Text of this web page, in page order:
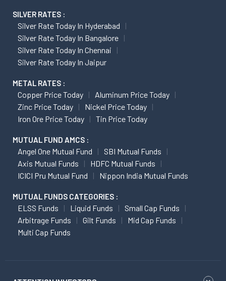
SILVER RATES :
Silver Rate Today In Hyderabad
Silver Rate Today In Bangalore
Silver Rate Today In Chennai
Silver Rate Today In Jaipur
METAL RATES :
Copper Price Today
Aluminum Price Today
Zinc Price Today
Nickel Price Today
Iron Ore Price Today
Tin Price Today
MUTUAL FUND AMCS :
Angel One Mutual Fund
SBI Mutual Funds
Axis Mutual Funds
HDFC Mutual Funds
ICICI Pru Mutual Fund
Nippon India Mutual Funds
MUTUAL FUNDS CATEGORIES :
ELSS Funds Liquid Funds
Small Cap Funds
Arbitrage Funds
Gilt Funds
Mid Cap Funds
Multi Cap Funds